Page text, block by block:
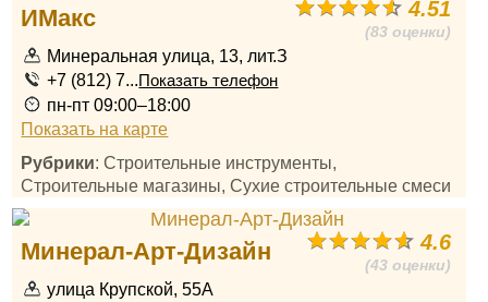
4.51
(83 оценки)
ИМакс
Минеральная улица, 13, лит.З
+7 (812) 7...Показать телефон
пн-пт 09:00–18:00
Показать на карте
Рубрики: Строительные инструменты,
Строительные магазины, Сухие строительные смеси
4.6
(43 оценки)
Минерал-Арт-Дизайн
улица Крупской, 55А